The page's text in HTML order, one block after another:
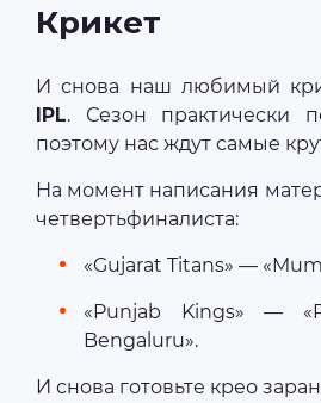
Крикет
И снова наш любимый
IPL. Сезон практически
поэтому нас ждут самые
На момент написания
четвертьфиналиста:
«Gujarat Titans» —
«Punjab Kings» —
Bengaluru».
И снова готовьте крео